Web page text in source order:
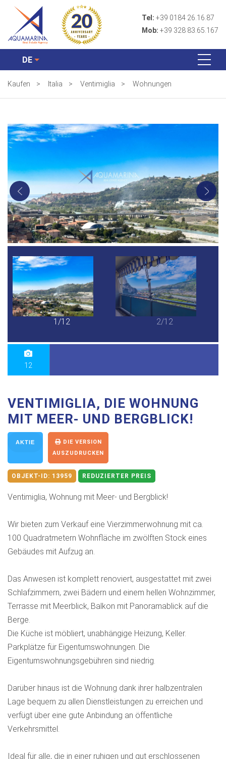
Tel: +39 0184 26.16.87
Mob: +39 328 83.65.167
DE
Kaufen > Italia > Ventimiglia > Wohnungen
1/12 2/12
12
VENTIMIGLIA, DIE WOHNUNG
MIT MEER- UND BERGBLICK!
AKTIE
DIE VERSION
AUSZUDRUCKEN
OBJEKT-ID: 13959 REDUZIERTER PREIS
Ventimiglia, Wohnung mit Meer- und Bergblick!
Wir bieten zum Verkauf eine Vierzimmerwohnung mit ca.
100 Quadratmetern Wohnfläche im zwölften Stock eines
Gebäudes mit Aufzug an.
Das Anwesen ist komplett renoviert, ausgestattet mit zwei
Schlafzimmern, zwei Bädern und einem hellen Wohnzimmer,
Terrasse mit Meerblick, Balkon mit Panoramablick auf die
Berge.
Die Küche ist möbliert, unabhängige Heizung, Keller.
Parkplätze für Eigentumswohnungen. Die
Eigentumswohnungsgebühren sind niedrig.
Darüber hinaus ist die Wohnung dank ihrer halbzentralen
Lage bequem zu allen Dienstleistungen zu erreichen und
verfügt über eine gute Anbindung an öffentliche
Verkehrsmittel.
Ideal für alle, die in einer ruhigen und gut erschlossenen